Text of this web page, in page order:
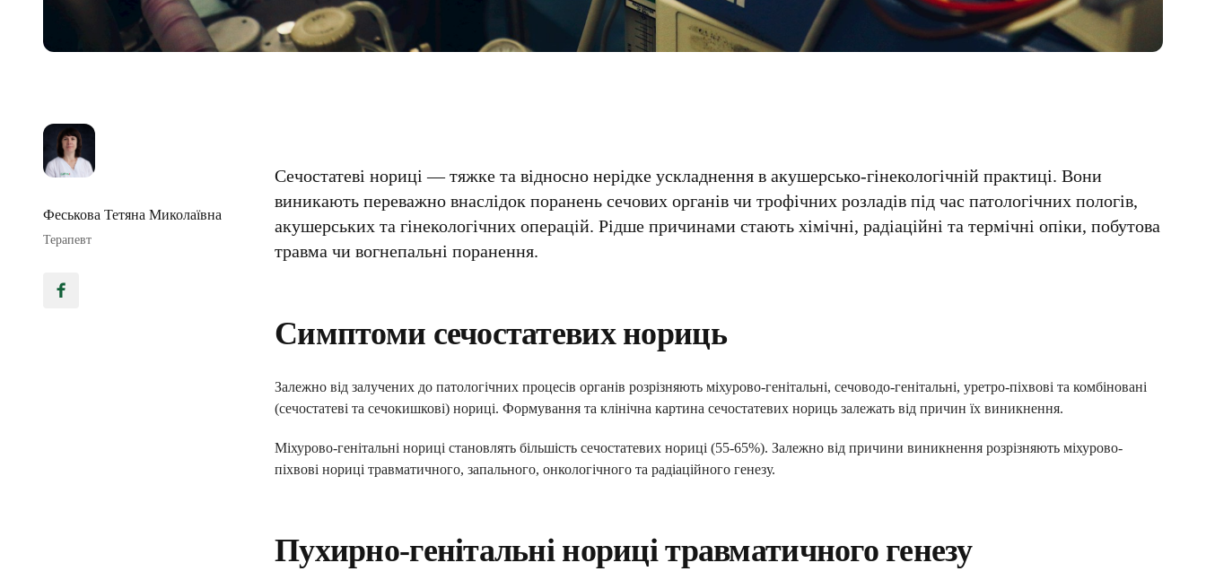
Феськова Тетяна Миколаївна
Терапевт
Сечостатеві нориці — тяжке та відносно нерідке ускладнення в акушерсько-гінекологічній практиці. Вони
виникають переважно внаслідок поранень сечових органів чи трофічних розладів під час патологічних пологів,
акушерських та гінекологічних операцій. Рідше причинами стають хімічні, радіаційні та термічні опіки, побутова
травма чи вогнепальні поранення.
Симптоми сечостатевих нориць
Залежно від залучених до патологічних процесів органів розрізняють міхурово-генітальні, сечоводо-генітальні, уретро-піхвові та комбіновані
(сечостатеві та сечокишкові) нориці. Формування та клінічна картина сечостатевих нориць залежать від причин їх виникнення.
Міхурово-генітальні нориці становлять більшість сечостатевих нориці (55-65%). Залежно від причини виникнення розрізняють міхурово-
піхвові нориці травматичного, запального, онкологічного та радіаційного генезу.
Пухирно-генітальні нориці травматичного генезу